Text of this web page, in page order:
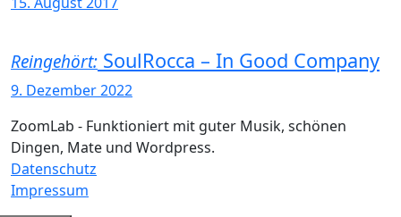
Reingehört: SoulRocca – In Good Company
9. Dezember 2022
ZoomLab - Funktioniert mit guter Musik, schönen
Dingen, Mate und Wordpress.
Datenschutz
Impressum